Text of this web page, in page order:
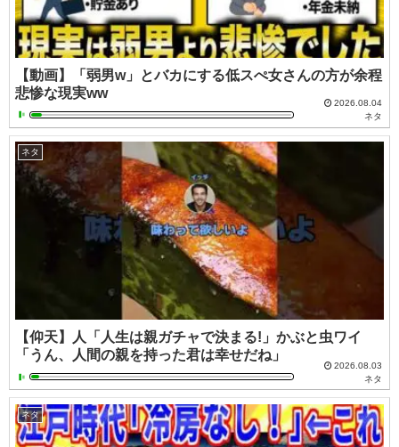
【動画】「弱男w」とバカにする低スぺ女さんの方が余程
悲惨な現実ww
2026.08.04
ネタ
ネタ
【仰天】人「人生は親ガチャで決まる!」かぶと虫ワイ
「うん、人間の親を持った君は幸せだね」
2026.08.03
ネタ
ネタ